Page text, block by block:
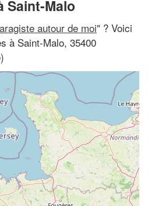
Saint-Malo
autour de moi" ? Voici
à Saint-Malo, 35400